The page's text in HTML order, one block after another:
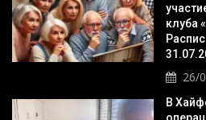
клуба
26/
В